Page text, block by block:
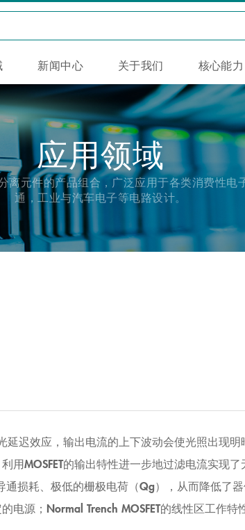
新闻中心 关于我们 核心能力
应用领域
离元件的产品组合，广泛应用于各类消费性电
通，工业与汽车电子等电路设计。
延迟效应，输出电流的上下波动会使光照出现
用MOSFET的输出特性进一步地过滤电流实现了
通损耗、极低的栅极电荷（Qg），从而降低了
电源；Normal Trench MOSFET的线性区工作